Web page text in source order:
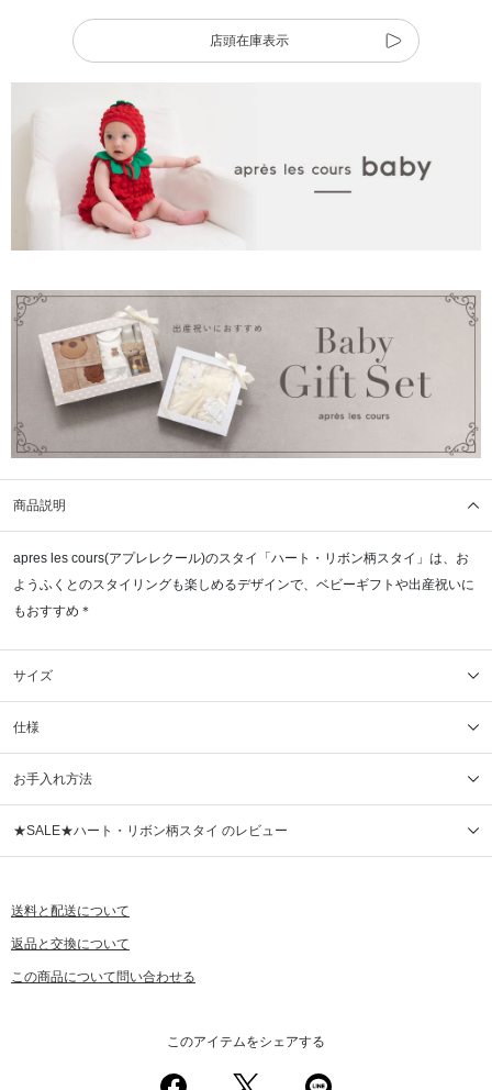
店頭在庫表示
商品説明
apres les cours(アプレレクール)のスタイ「ハート・リボン柄スタイ」は、お
ようふくとのスタイリングも楽しめるデザインで、ベビーギフトや出産祝いに
もおすすめ＊
サイズ
仕様
お手入れ方法
★SALE★ハート・リボン柄スタイ のレビュー
送料と配送について
返品と交換について
この商品について問い合わせる
このアイテムをシェアする